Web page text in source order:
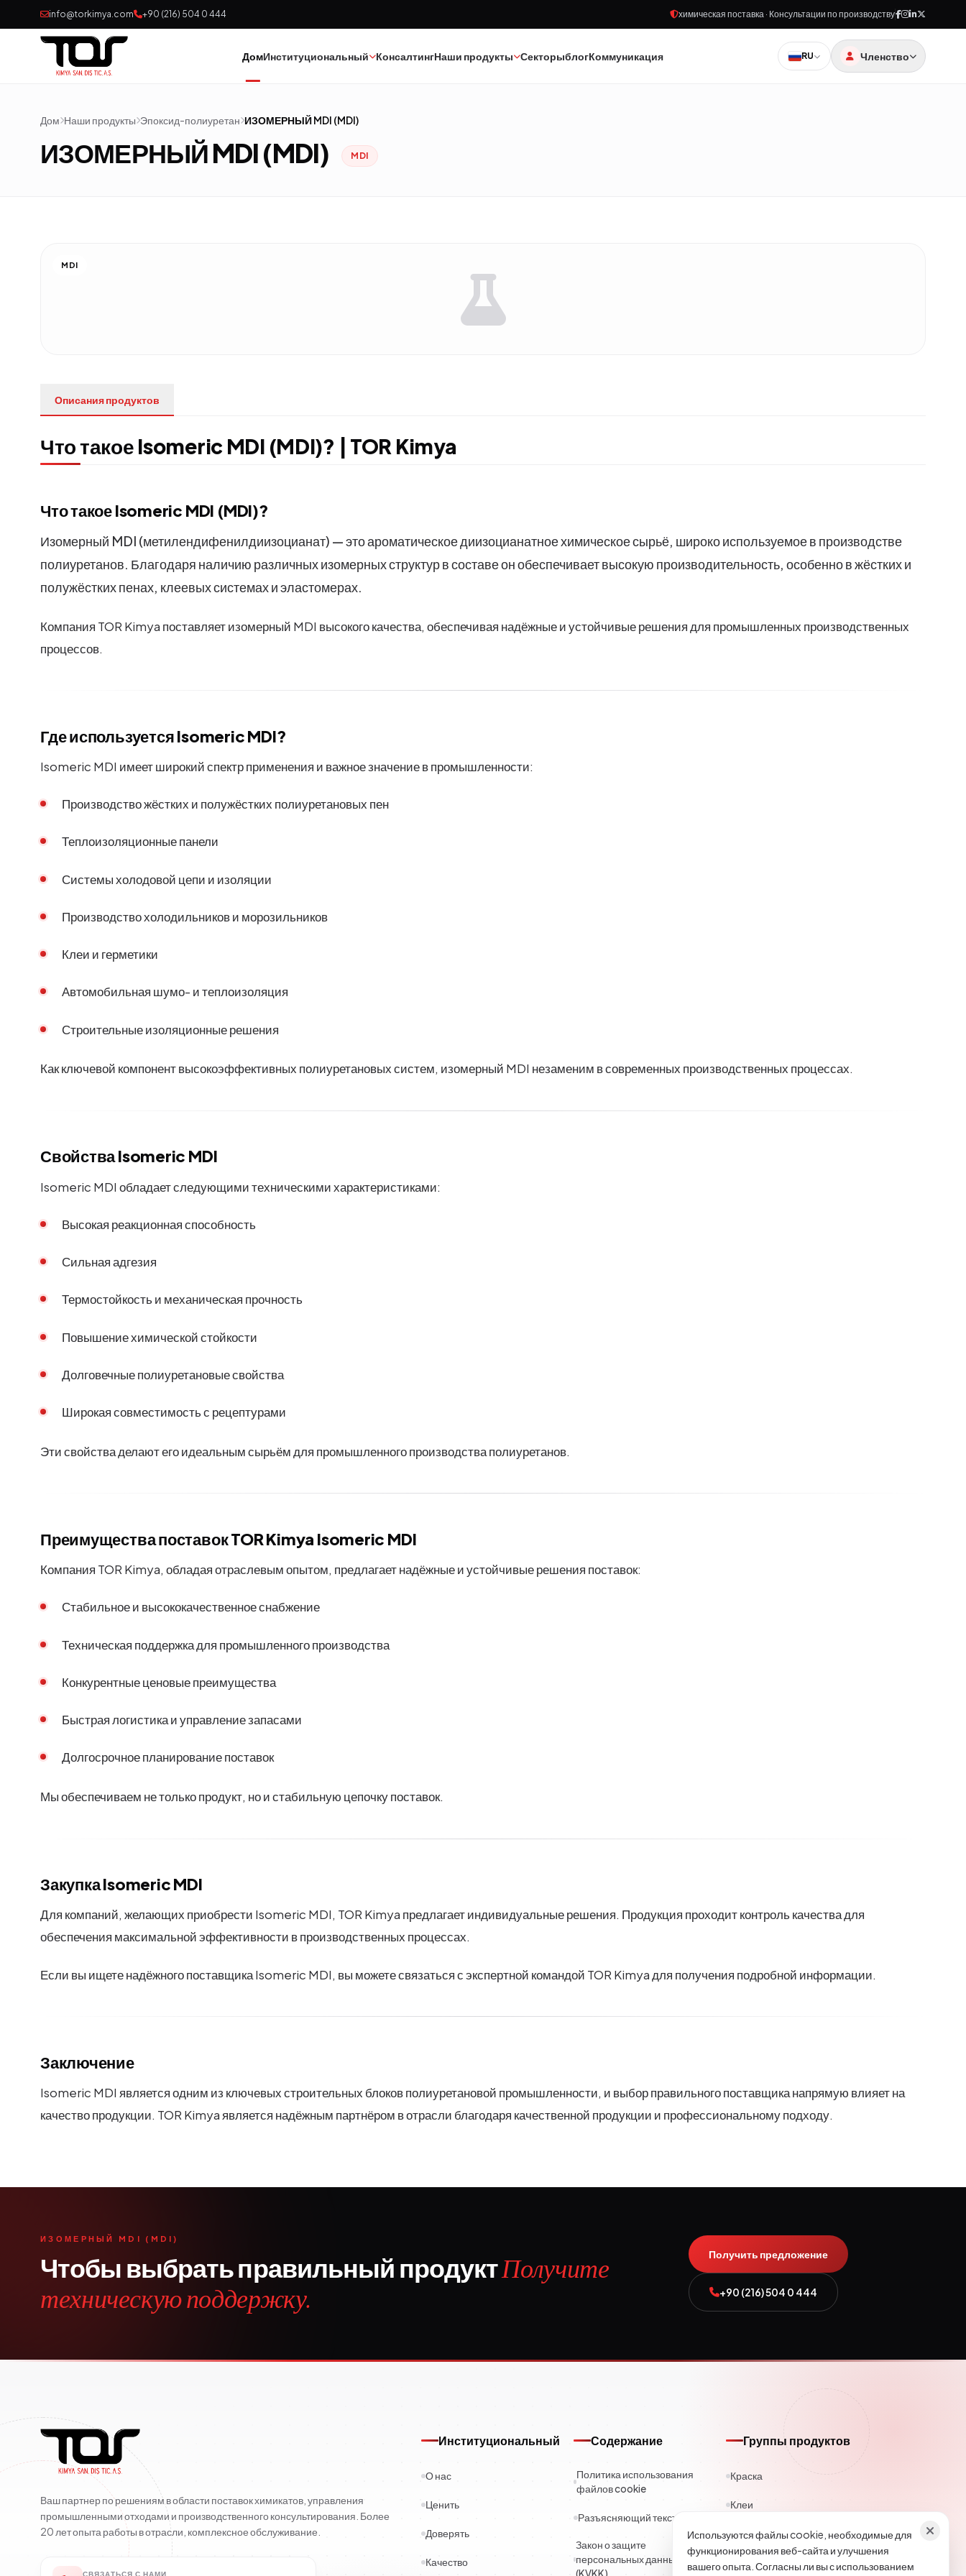
info@torkimya.com +90 (216) 504 0 444 химическая поставка · Консультации по производству
ДомИнституциональный КонсалтингНаши продукты
Краска
Клеи
СекторыблогКоммуникация RU Членство
Дом Наши продукты Эпоксид-полиуретан ИЗОМЕРНЫЙ MDI (MDI)
ИЗОМЕРНЫЙ MDI (MDI) MDI
MDI
Описания продуктов
Что такое Isomeric MDI (MDI)? | TOR Kimya
Что такое Isomeric MDI (MDI)?
Изомерный MDI (метилендифенилдиизоцианат) — это ароматическое диизоцианатное химическое сырьё, широко используемое в производстве
полиуретанов. Благодаря наличию различных изомерных структур в составе он обеспечивает высокую производительность, особенно в жёстких и
полужёстких пенах, клеевых системах и эластомерах.
Компания TOR Kimya поставляет изомерный MDI высокого качества, обеспечивая надёжные и устойчивые решения для промышленных производственных
процессов.
Где используется Isomeric MDI?
Isomeric MDI имеет широкий спектр применения и важное значение в промышленности:
Производство жёстких и полужёстких полиуретановых пен
Теплоизоляционные панели
Системы холодовой цепи и изоляции
Производство холодильников и морозильников
Клеи и герметики
Автомобильная шумо- и теплоизоляция
Строительные изоляционные решения
Как ключевой компонент высокоэффективных полиуретановых систем, изомерный MDI незаменим в современных производственных процессах.
Свойства Isomeric MDI
Isomeric MDI обладает следующими техническими характеристиками:
Высокая реакционная способность
Сильная адгезия
Термостойкость и механическая прочность
Повышение химической стойкости
Долговечные полиуретановые свойства
Широкая совместимость с рецептурами
Эти свойства делают его идеальным сырьём для промышленного производства полиуретанов.
Преимущества поставок TOR Kimya Isomeric MDI
Компания TOR Kimya, обладая отраслевым опытом, предлагает надёжные и устойчивые решения поставок:
Стабильное и высококачественное снабжение
Техническая поддержка для промышленного производства
Конкурентные ценовые преимущества
Быстрая логистика и управление запасами
Долгосрочное планирование поставок
Мы обеспечиваем не только продукт, но и стабильную цепочку поставок.
Закупка Isomeric MDI
Для компаний, желающих приобрести Isomeric MDI, TOR Kimya предлагает индивидуальные решения. Продукция проходит контроль качества для
обеспечения максимальной эффективности в производственных процессах.
Если вы ищете надёжного поставщика Isomeric MDI, вы можете связаться с экспертной командой TOR Kimya для получения подробной информации.
Заключение
Isomeric MDI является одним из ключевых строительных блоков полиуретановой промышленности, и выбор правильного поставщика напрямую влияет на
качество продукции. TOR Kimya является надёжным партнёром в отрасли благодаря качественной продукции и профессиональному подходу.
ИЗОМЕРНЫЙ MDI (MDI)
Чтобы выбрать правильный продуктПолучите
техническую поддержку.
Получить предложение
+90 (216) 504 0 444
Ваш партнер по решениям в области поставок химикатов, управления
промышленными отходами и производственного консультирования. Более
20 лет опыта работы в отрасли, комплексное обслуживание.
СВЯЗАТЬСЯ С НАМИ
Институциональный
О нас
Ценить
Доверять
Качество
Содержание
Политика использования
файлов cookie
Разъясняющий текст
Закон о защите
персональных данных
(KVKK)
Группы продуктов
Краска
Клеи
Каучук
Полиэстер
Используются файлы cookie, необходимые для
функционирования веб-сайта и улучшения
вашего опыта. Согласны ли вы с использованием